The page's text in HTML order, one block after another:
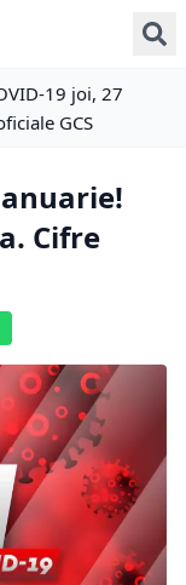
19 joi, 27
GCS
Cifre